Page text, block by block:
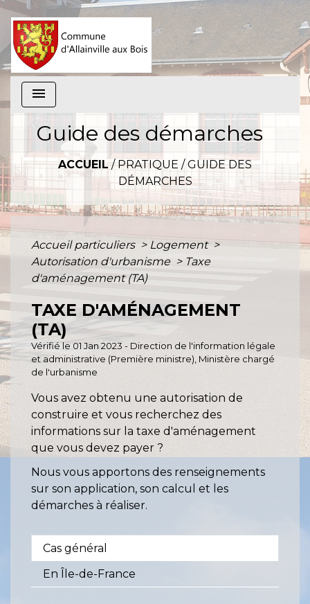
menu
Guide des démarches
ACCUEIL/PRATIQUE /GUIDE DES
DÉMARCHES
Accueil particuliers > Logement >
Autorisation d'urbanisme > Taxe
d'aménagement (TA)
TAXE D'AMÉNAGEMENT
(TA)
Vérifié le 01 Jan 2023 - Direction de l'information légale
et administrative (Première ministre), Ministère chargé
de l'urbanisme
Vous avez obtenu une autorisation de
construire et vous recherchez des
informations sur la taxe d'aménagement
que vous devez payer ?
Nous vous apportons des renseignements
sur son application, son calcul et les
démarches à réaliser.
Cas général
En Île-de-France